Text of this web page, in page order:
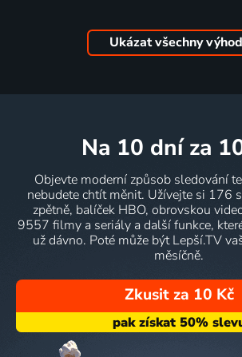
Ukázat všechny
na 10 dní za
Objevte moderní způsob sledování
nebudete chtít měnit. Užívejte si 176
zpětně, balíček HBO, obrovskou
9557 filmy a seriály a další funkce,
už dávno. Poté může být Lepší.TV
měsíčně.
Zkusit za 10 Kč